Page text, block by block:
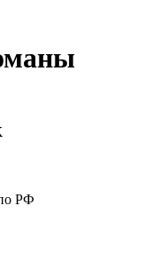
РФ